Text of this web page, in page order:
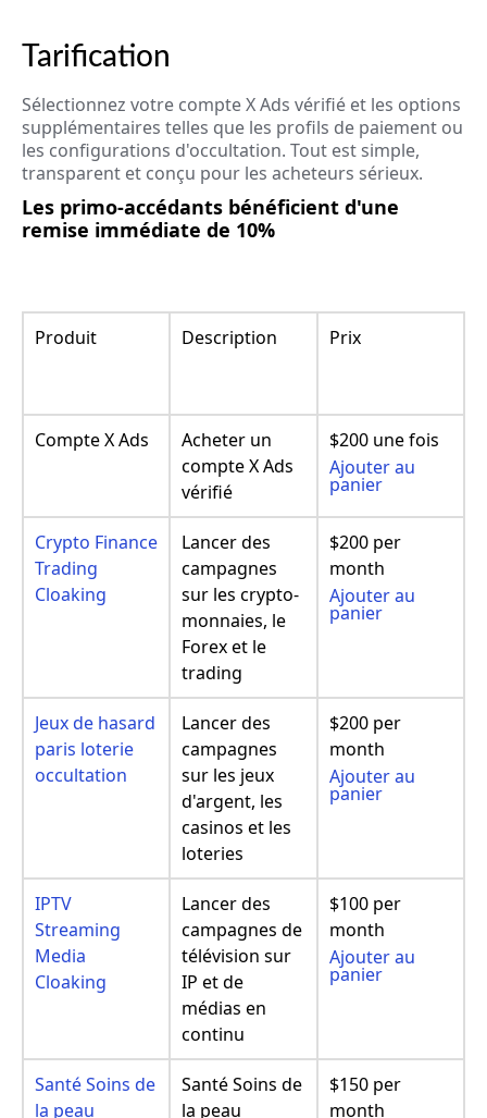
Tarification
Sélectionnez votre compte X Ads vérifié et les options
supplémentaires telles que les profils de paiement ou
les configurations d'occultation. Tout est simple,
transparent et conçu pour les acheteurs sérieux.
Les primo-accédants bénéficient d'une
remise immédiate de 10%
Produit Description Prix
Compte X Ads
Acheter un
compte X Ads
vérifié
$200 une fois
Ajouter au
panier
Crypto Finance
Trading
Cloaking
Lancer des
campagnes
sur les crypto-
monnaies, le
Forex et le
trading
$200 per
month
Ajouter au
panier
Jeux de hasard
paris loterie
occultation
Lancer des
campagnes
sur les jeux
d'argent, les
casinos et les
loteries
$200 per
month
Ajouter au
panier
IPTV
Streaming
Media
Cloaking
Lancer des
campagnes de
télévision sur
IP et de
médias en
continu
$100 per
month
Ajouter au
panier
Santé Soins de
la peau
Santé Soins de
la peau
$150 per
month